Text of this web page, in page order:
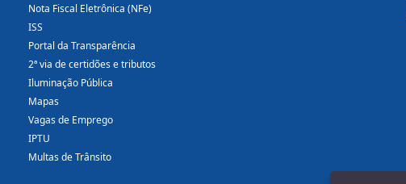
Nota Fiscal Eletrônica (NFe)
ISS
Portal da Transparência
2ª via de certidões e tributos
Iluminação Pública
Mapas
Vagas de Emprego
IPTU
Multas de Trânsito